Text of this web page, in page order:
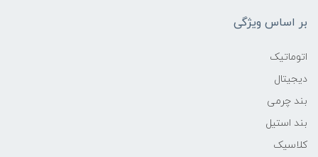
بر اساس ویژگی
اتوماتیک
دیجیتال
بند چرمی
بند استیل
کلاسیک